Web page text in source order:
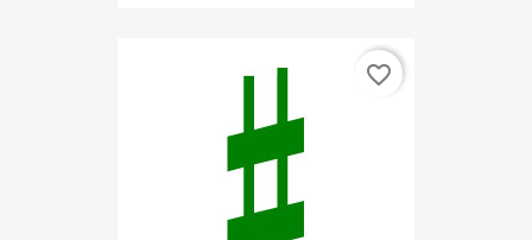
favorite_border